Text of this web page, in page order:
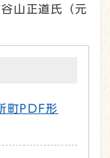
山正道氏（元
町PDF形